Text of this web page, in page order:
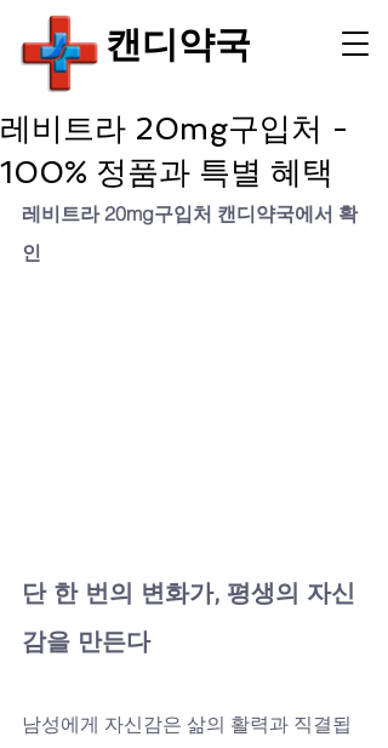
​캔디약국
레비트라 20mg구입처 -
100% 정품과 특별 혜택
레비트라 20mg구입처 캔디약국에서 확
인
단 한 번의 변화가, 평생의 자신
감을 만든다
남성에게 자신감은 삶의 활력과 직결됩